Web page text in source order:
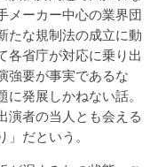
メーカー中心の業界団
たな規制法の成立に動
各省庁が対応に乗り出
強要が事実であるな
発展しかねない話。
演者の当人とも会える
だという。